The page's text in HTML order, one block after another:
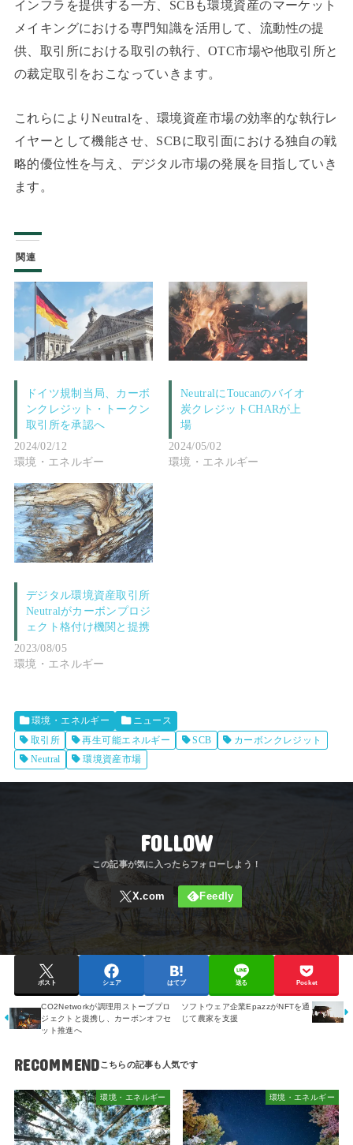
インフラを提供する一方、SCBも環境資産のマーケット
メイキングにおける専門知識を活用して、流動性の提
供、取引所における取引の執行、OTC市場や他取引所と
の裁定取引をおこなっていきます。
これらによりNeutralを、環境資産市場の効率的な執行レ
イヤーとして機能させ、SCBに取引面における独自の戦
略的優位性を与え、デジタル市場の発展を目指していき
ます。
関連
ドイツ規制当局、カーボ
ンクレジット・トークン
取引所を承認へ
2024/02/12
環境・エネルギー
NeutralにToucanのバイオ
炭クレジットCHARが上
場
2024/05/02
環境・エネルギー
デジタル環境資産取引所
Neutralがカーボンプロジ
ェクト格付け機関と提携
2023/08/05
環境・エネルギー
環境・エネルギー
ニュース
取引所
再生可能エネルギー SCB
カーボンクレジット
Neutral
環境資産市場
FOLLOW
ポスト シェア はてブ 送る Pocket
CO2Networkが調理用ストーブプロ
ジェクトと提携し、カーボンオフセ
ット推進へ
ソフトウェア企業EpazzがNFTを通
じて農家を支援
RECOMMEND
環境・エネルギー 環境・エネルギー